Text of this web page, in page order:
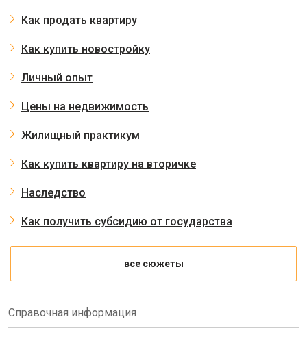
Как продать квартиру
Как купить новостройку
Личный опыт
Цены на недвижимость
Жилищный практикум
Как купить квартиру на вторичке
Наследство
Как получить субсидию от государства
все сюжеты
Справочная информация